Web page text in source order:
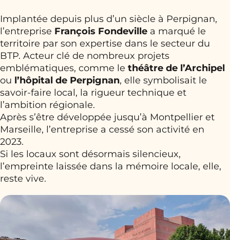
Implantée depuis plus d’un siècle à Perpignan,
l’entreprise François Fondeville a marqué le
territoire par son expertise dans le secteur du
BTP. Acteur clé de nombreux projets
emblématiques, comme le théâtre de l’Archipel
ou l’hôpital de Perpignan, elle symbolisait le
savoir-faire local, la rigueur technique et
l’ambition régionale.
Après s’être développée jusqu’à Montpellier et
Marseille, l’entreprise a cessé son activité en
2023.
Si les locaux sont désormais silencieux,
l’empreinte laissée dans la mémoire locale, elle,
reste vive.